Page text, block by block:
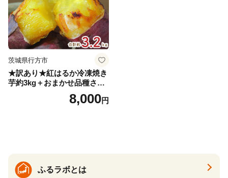
茨城県行方市
★訳あり★紅はるか冷凍焼き
芋約3kg＋おまかせ品種さつ
まいも 合計約3.2kg｜さつ
まいも サツマイモ さつま芋
8,000円
ふるラボとは